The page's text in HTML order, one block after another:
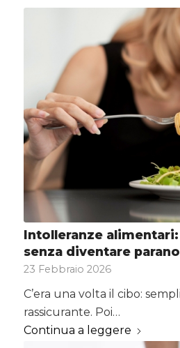
Intolleranze
senza diventare
23 Febbraio 2026
C’era una volta il cibo:
rassicurante. Poi…
Continua a leggere